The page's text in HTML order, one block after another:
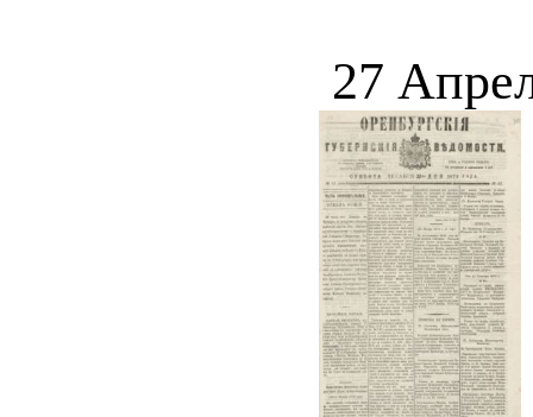
27